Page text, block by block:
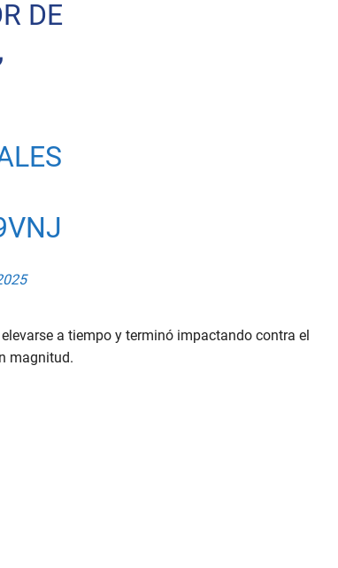
DE
a tiempo y terminó impactando contra el
magnitud.